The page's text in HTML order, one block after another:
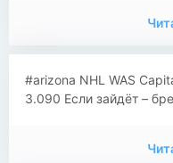
#arizona NHL WAS
3.090 Если зайдёт –